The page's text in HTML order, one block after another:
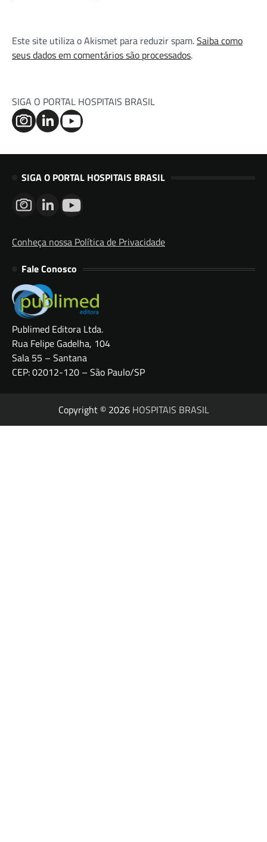
Este site utiliza o Akismet para reduzir spam.Saiba como
seus dados em comentários são processados.
SIGA O PORTAL HOSPITAIS BRASIL
SIGA O PORTAL HOSPITAIS BRASIL
Conheça nossa Política de Privacidade
Fale Conosco
Publimed Editora Ltda.
Rua Felipe Gadelha, 104
Sala 55 – Santana
CEP: 02012-120 – São Paulo/SP
Copyright © 2026 HOSPITAIS BRASIL